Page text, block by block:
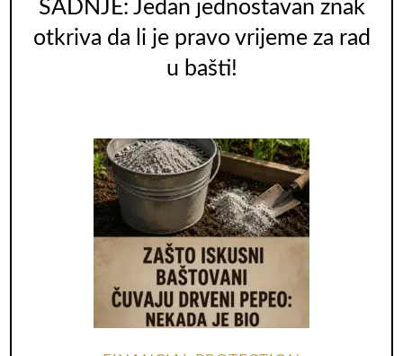
SADNJE: Jedan jednostavan znak
otkriva da li je pravo vrijeme za rad
u bašti!